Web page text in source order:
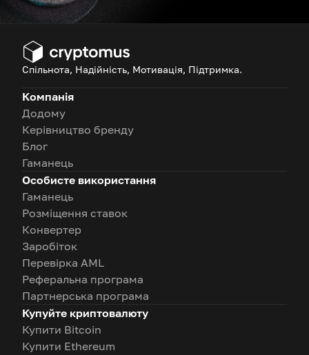
Спільнота, Надійність, Мотивація, Підтримка.
Компанія
Додому
Керівництво бренду
Блог
Гаманець
Особисте використання
Гаманець
Розміщення ставок
Конвертер
Заробіток
Перевірка AML
Реферальна програма
Партнерська програма
Купуйте криптовалюту
Купити Bitcoin
Купити Ethereum